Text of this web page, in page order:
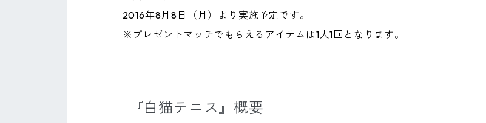
2016年8月8日（月）より実施予定です。
※プレゼントマッチでもらえるアイテムは1人1回となります。
『白猫テニス』概要